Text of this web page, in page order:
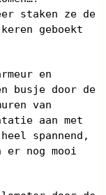
staken ze de
geboekt
en
busje door de
van
aan met
spannend,
nog mooi